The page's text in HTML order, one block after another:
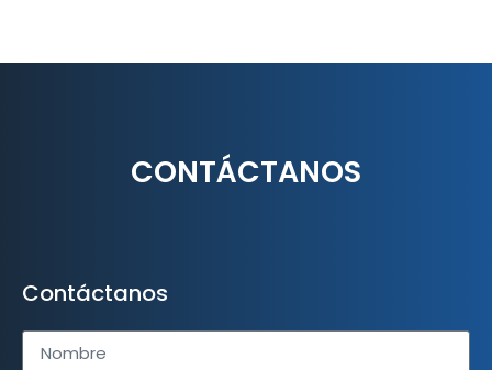
CONTÁCTANOS
Contáctanos